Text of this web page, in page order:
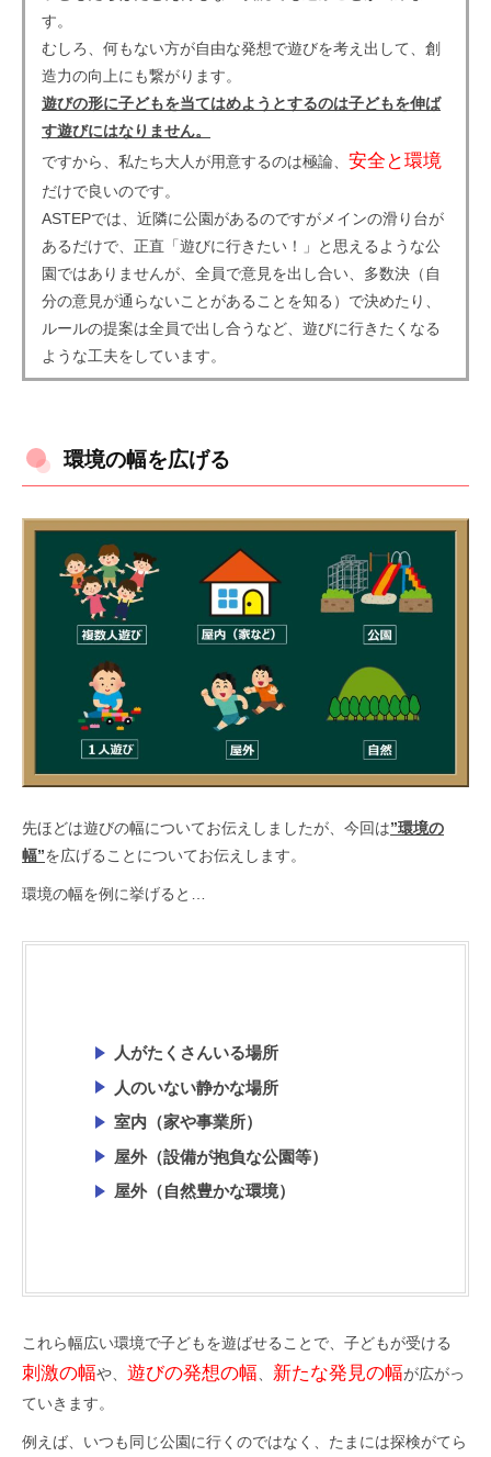
す。
むしろ、何もない方が自由な発想で遊びを考え出して、創
造力の向上にも繋がります。
遊びの形に子どもを当てはめようとするのは子どもを伸ば
す遊びにはなりません。
ですから、私たち大人が用意するのは極論、 安全と環境
だけで良いのです。
ASTEPでは、近隣に公園があるのですがメインの滑り台が
あるだけで、正直「遊びに行きたい！」と思えるような公
園ではありませんが、全員で意見を出し合い、多数決（自
分の意見が通らないことがあることを知る）で決めたり、
ルールの提案は全員で出し合うなど、遊びに行きたくなる
ような工夫をしています。
環境の幅を広げる
先ほどは遊びの幅についてお伝えしましたが、今回は”環境の
幅”を広げることについてお伝えします。
環境の幅を例に挙げると…
人がたくさんいる場所
人のいない静かな場所
室内（家や事業所）
屋外（設備が抱負な公園等）
屋外（自然豊かな環境）
これら幅広い環境で子どもを遊ばせることで、子どもが受ける
刺激の幅や、 遊びの発想の幅 新たな発見の幅が広がっ
ていきます。
例えば、いつも同じ公園に行くのではなく、たまには探検がてら